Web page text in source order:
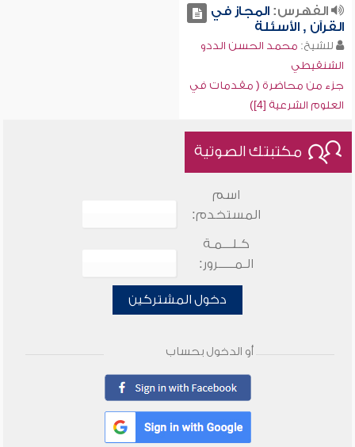
الفهرس:المجاز في
القرآن , الأسئلة
للشيخ: محمد الحسن الددو
الشنقيطي
جزء من محاضرة ( مقدمات في
العلوم الشرعية [4])
مكتبتك الصوتية
اسم
المستخدم:
كـلـــمـة
الـمـــــرور:
دخول المشتركين
أو الدخول بحساب